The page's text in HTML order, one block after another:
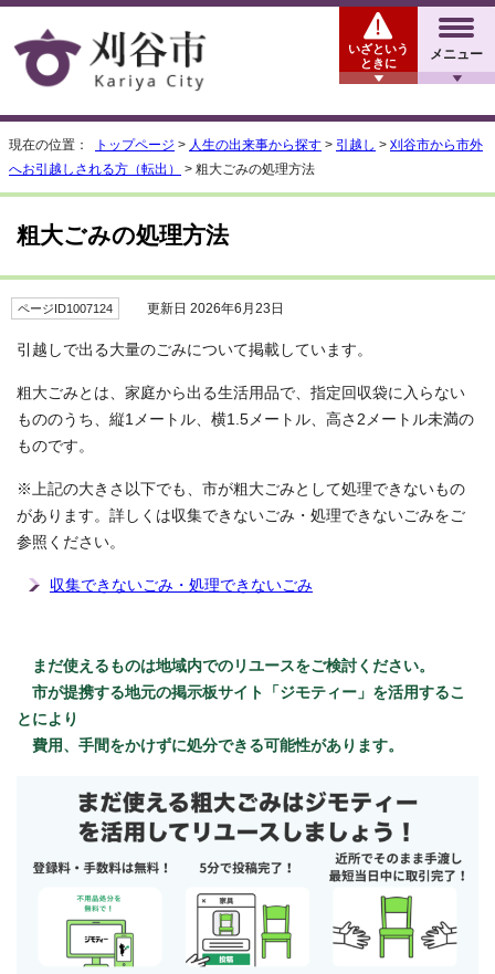
メニュー
いざという
ときに
現在の位置： トップページ > 人生の出来事から探す > 引越し > 刈谷市から市外
へお引越しされる方（転出）
> 粗大ごみの処理方法
粗大ごみの処理方法
ページID1007124 更新日 2026年6月23日
引越しで出る大量のごみについて掲載しています。
粗大ごみとは、家庭から出る生活用品で、指定回収袋に入らない
もののうち、縦1メートル、横1.5メートル、高さ2メートル未満の
ものです。
※上記の大きさ以下でも、市が粗大ごみとして処理できないもの
があります。詳しくは収集できないごみ・処理できないごみをご
参照ください。
収集できないごみ・処理できないごみ
まだ使えるものは地域内でのリユースをご検討ください。
市が提携する地元の掲示板サイト「ジモティー」を活用するこ
とにより
費用、手間をかけずに処分できる可能性があります。